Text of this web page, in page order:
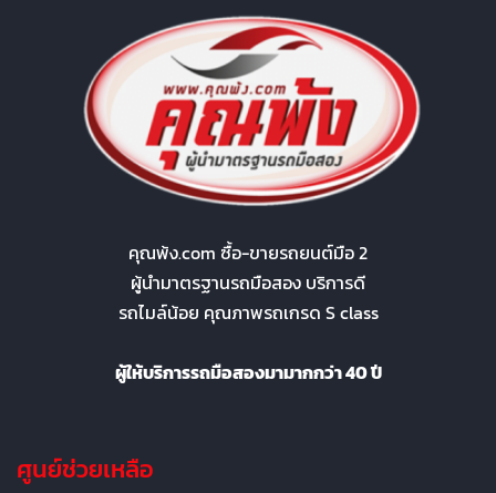
คุณพ้ง.com ซื้อ-ขายรถยนต์มือ 2
ผู้นำมาตรฐานรถมือสอง บริการดี
รถไมล์น้อย คุณภาพรถเกรด S class
ผู้ให้บริการรถมือสองมามากกว่า 40 ปี
ศูนย์ช่วยเหลือ